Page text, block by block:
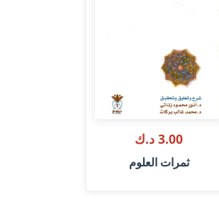
3.00 د.ك
ثمرات العلوم